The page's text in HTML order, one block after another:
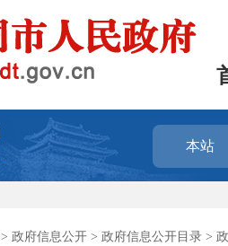
本站
> 政府信息公开 > 政府信息公开目录 >